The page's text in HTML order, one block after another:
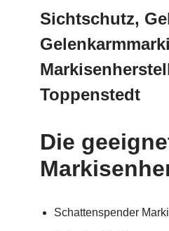
Sichtschutz,
Toppenstedt
Die
Schattenspender